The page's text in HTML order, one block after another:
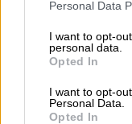
not limited to your
grant or deny
use your data for
consent section.
Personal Data
I want to opt-
personal data.
Opted In
I want to opt-
Personal Data.
Opted In
βλέπαμε» -
ολοσχερείς